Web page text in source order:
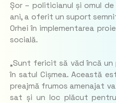
Șor – politicianul și omul
ani, a oferit un suport
Orhei în implementarea
socială.
„Sunt fericit să văd încă
în satul Cișmea. Această
preajmă frumos amenajat
sat și un loc plăcut